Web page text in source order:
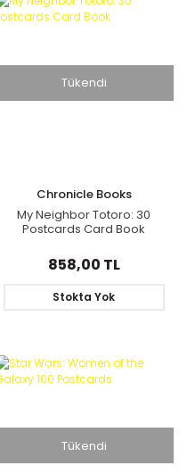
Tükendi
Chronicle Books
My Neighbor Totoro: 30
Postcards Card Book
858,00 TL
Stokta Yok
Tükendi